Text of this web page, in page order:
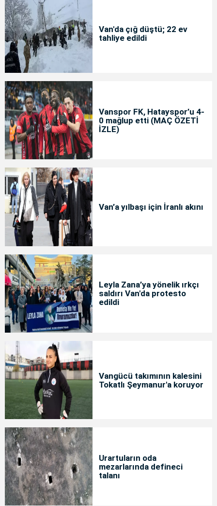
Van'da çığ düştü; 22 ev
tahliye edildi
Vanspor FK, Hatayspor’u 4-
0 mağlup etti (MAÇ ÖZETİ
İZLE)
Van’a yılbaşı için İranlı akını
Leyla Zana’ya yönelik ırkçı
saldırı Van'da protesto
edildi
Vangücü takımının kalesini
Tokatlı Şeymanur'a koruyor
Urartuların oda
mezarlarında defineci
talanı